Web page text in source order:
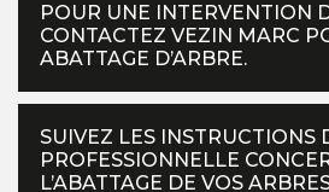
POUR UNE INTERVENTION
CONTACTEZ VEZIN MARC
ABATTAGE D’ARBRE.
SUIVEZ LES INSTRUCTIONS
PROFESSIONNELLE
L’ABATTAGE DE VOS